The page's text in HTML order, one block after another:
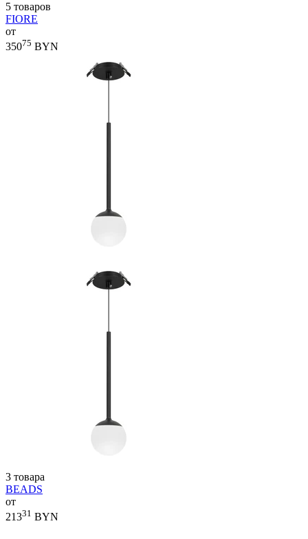
5 товаров
FIORE
от
35075 BYN
3 товара
BEADS
от
21331 BYN